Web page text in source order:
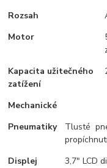
Rozsah
Motor
Kapacita užitečného
zatížení
Mechanické
Pneumatiky
Tlusté
Displej
3,7" LCD